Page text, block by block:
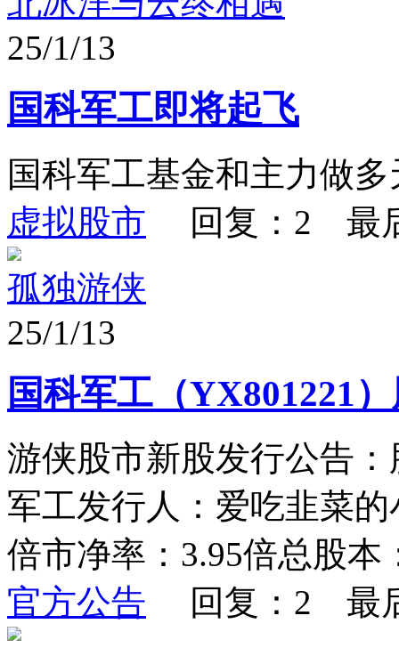
25/1/13
国科军工即将起飞
国科军工基金和主力做
虚拟股市 回复：2 最
孤独游侠
25/1/13
国科军工（YX801221
游侠股市新股发行公告
军工发行人：爱吃韭菜
倍市净率：3.95倍总股本
官方公告 回复：2 最